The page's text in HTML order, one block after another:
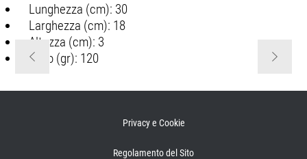
Lunghezza (cm): 30
Larghezza (cm): 18
Altezza (cm): 3
Peso (gr): 120
Privacy e Cookie
Regolamento del Sito